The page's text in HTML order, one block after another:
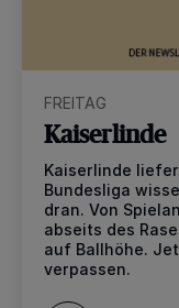
FREITAG
Kaiserlinde
Kaiserlinde
Bundesliga
dran. Von
abseits des
auf Ballhöhe.
verpassen.